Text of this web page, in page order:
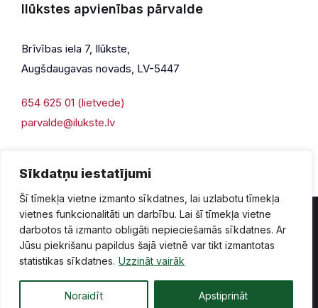
Sīkdatņu iestatījumi
Šī tīmekļa vietne izmanto sīkdatnes, lai uzlabotu tīmekļa
vietnes funkcionalitāti un darbību. Lai šī tīmekļa vietne
darbotos tā izmanto obligāti nepieciešamās sīkdatnes. Ar
Jūsu piekrišanu papildus šajā vietnē var tikt izmantotas
statistikas sīkdatnes. Uzzināt vairāk
Noraidīt Apstiprināt
Ilūkstes apvienības pārvalde
Brīvības iela 7, Ilūkste,
Augšdaugavas novads, LV-5447
654 625 01 (lietvede)
parvalde@ilukste.lv
Privātuma politika Piekļūstamība
Lapas karte
© 2026 Ilūkste, publicētā satura visas tiesības aizsargātas.